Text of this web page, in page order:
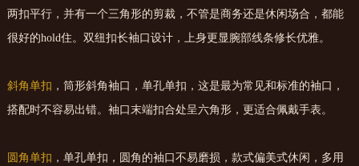
两扣平行，并有一个三角形的剪裁，不管是商务还是休闲场合，都能
很好的hold住。双纽扣长袖口设计，上身更显腕部线条修长优雅。
斜角单扣 ，筒形斜角袖口，单孔单扣，这是最为常见和标准的袖口，
搭配时不容易出错。袖口末端扣合处呈六角形，更适合佩戴手表。
圆角单扣 ，单孔单扣，圆角的袖口不易磨损，款式偏美式休闲，多用